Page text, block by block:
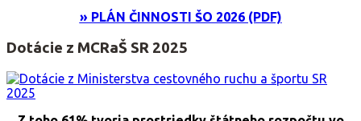
» PLÁN ČINNOSTI ŠO 2026 (PDF)
Dotácie z MCRaŠ SR 2025